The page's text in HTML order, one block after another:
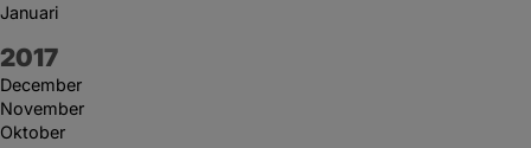
Januari
År:
2017
December
November
Oktober